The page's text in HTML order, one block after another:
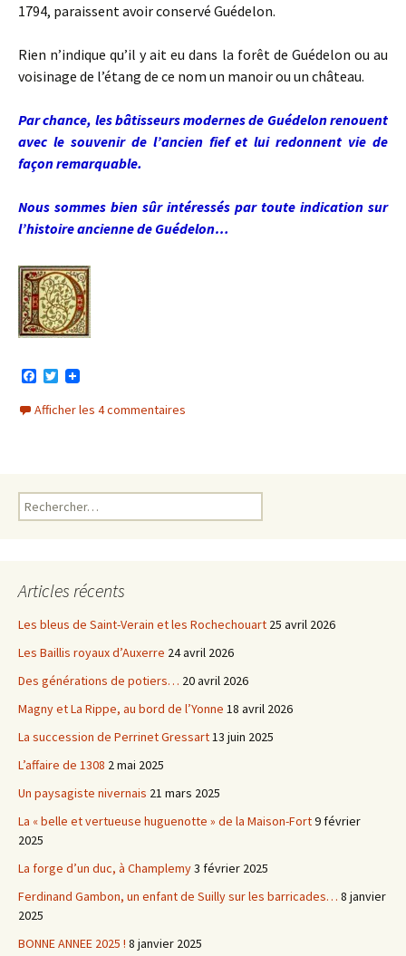
1794, paraissent avoir conservé Guédelon.
Rien n’indique qu’il y ait eu dans la forêt de Guédelon ou au
voisinage de l’étang de ce nom un manoir ou un château.
Par chance, les bâtisseurs modernes de Guédelon renouent
avec le souvenir de l’ancien fief et lui redonnent vie de
façon remarquable.
Nous sommes bien sûr intéressés par toute indication sur
l’histoire ancienne de Guédelon…
c
e
T
i
t
Afficher les 4 commentaires
Rechercher :
Articles récents
Les bleus de Saint-Verain et les Rochechouart 25 avril 2026
Les Baillis royaux d’Auxerre 24 avril 2026
Des générations de potiers… 20 avril 2026
Magny et La Rippe, au bord de l’Yonne 18 avril 2026
La succession de Perrinet Gressart13 juin 2025
L’affaire de 1308 2 mai 2025
Un paysagiste nivernais 21 mars 2025
La « belle et vertueuse huguenotte » de la Maison-Fort9 février
2025
La forge d’un duc, à Champlemy3 février 2025
Ferdinand Gambon, un enfant de Suilly sur les barricades… 8 janvier
2025
BONNE ANNEE 2025 ! 8 janvier 2025